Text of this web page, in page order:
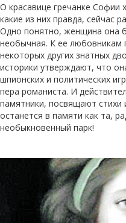
О красавице гречанке Софии
какие из них правда, сейчас
Одно понятно, женщина она
необычная. К ее любовникам
некоторых других знатных
историки утверждают, что
шпионских и политических
пера романиста. И
памятники, посвящают стихи
останется в памяти как та,
необыкновенный парк!